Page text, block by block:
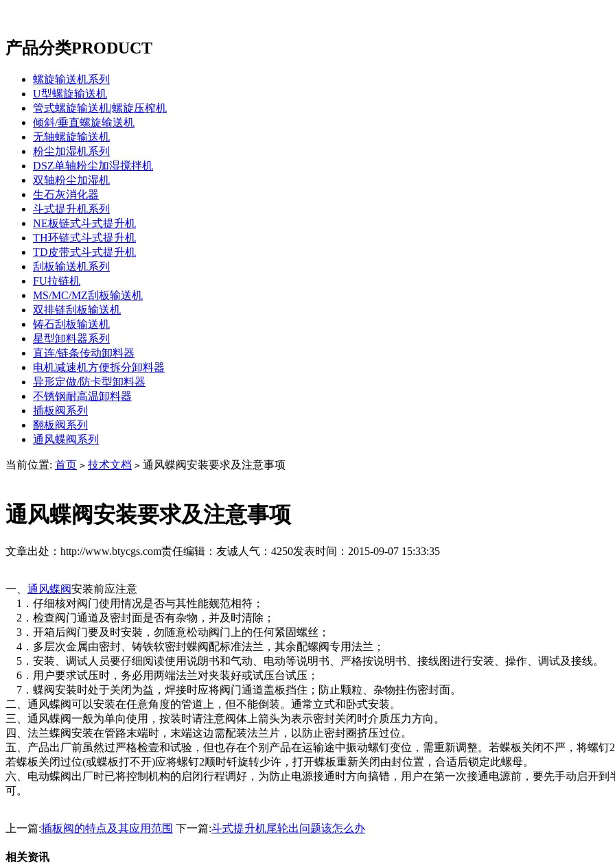
产品分类PRODUCT
螺旋输送机系列
U型螺旋输送机
管式螺旋输送机|螺旋压榨机
倾斜/垂直螺旋输送机
无轴螺旋输送机
粉尘加湿机系列
DSZ单轴粉尘加湿搅拌机
双轴粉尘加湿机
生石灰消化器
斗式提升机系列
NE板链式斗式提升机
TH环链式斗式提升机
TD皮带式斗式提升机
刮板输送机系列
FU拉链机
MS/MC/MZ刮板输送机
双排链刮板输送机
铸石刮板输送机
星型卸料器系列
直连/链条传动卸料器
电机减速机方便拆分卸料器
异形定做/防卡型卸料器
不锈钢耐高温卸料器
插板阀系列
翻板阀系列
通风蝶阀系列
当前位置: 首页 > 技术文档 > 通风蝶阀安装要求及注意事项
通风蝶阀安装要求及注意事项
文章出处：http://www.btycgs.com责任编辑：友诚 人气： 4250发表时间：2015-09-07 15:33:35
一、 通风蝶阀安装前应注意
1．仔细核对阀门使用情况是否与其性能觌范相符；
2．检查阀门通道及密封面是否有杂物，并及时清除；
3．开箱后阀门要及时安裝，勿随意松动阀门上的任何紧固螺丝；
4．多层次金属由密封、铸铁软密封蝶阀配标准法兰，其余配螺阀专用法兰；
5．安装、调试人员要仔细阅读使用说朗书和气动、电动等说明书、严格按说明书、接线图进行安装、操作、调试及接线。
6．用户要求试压时，务必用两端法兰对夹装好或试压台试压；
7．蝶阀安装时处于关闭为益，焊接时应将阀门通道盖板挡住；防止颗粒、杂物拄伤密封面。
二、通风蝶阀可以安装在任意角度的管道上，但不能倒装。通常立式和卧式安装。
三、通风蝶阀一般为单向使用，按装时请注意阀体上箭头为表示密封关闭时介质压力方向。
四、法兰蝶阀安装在管路末端时，末端这边需配装法兰片，以防止密封圈挤压过位。
五、产品出厂前虽然过严格检壹和试验，但也存在个别产品在运输途中振动螺钉变位，需重新调整。若蝶板关闭不严，将螺
若蝶板关闭过位(或蝶板打不开)应将螺钉2顺时钎旋转少许，打开蝶板重新关闭由封位置，合适后锁定此螺母。
六、电动蝶阀出厂时已将控制机构的启闭行程调好，为防止电源接通时方向搞错，用户在第一次接通电源前，要先手动启开
可。
上一篇:插板阀的特点及其应用范围 下一篇:斗式提升机尾轮出问题该怎么办
相关资讯